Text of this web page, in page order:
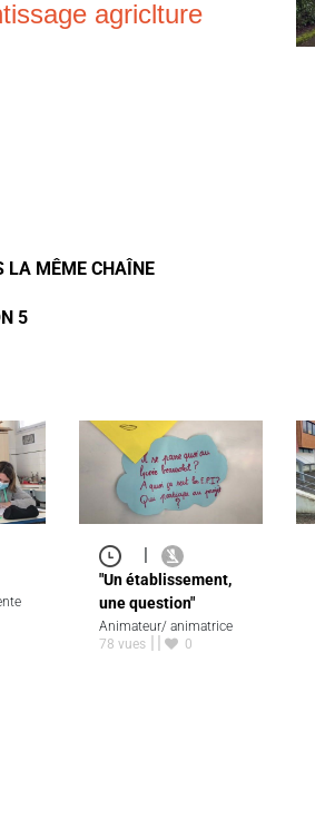
agriclture
LA MÊME CHAÎNE
5
"Un établissement,
une question"
Animateur/ animatrice
78 vues
0